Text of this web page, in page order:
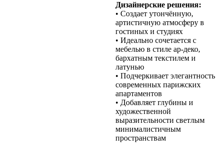
Дизайнерские решения:
• Создает утончённую,
артистичную атмосферу в
гостиных и студиях
• Идеально сочетается с
мебелью в стиле ар-деко,
бархатным текстилем и
латунью
• Подчеркивает элегантность
современных парижских
апартаментов
• Добавляет глубины и
художественной
выразительности светлым
минималистичным
пространствам